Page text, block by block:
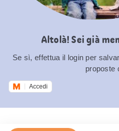
Altolà! Sei già
Se sì, effettua il login per
proposte
Accedi